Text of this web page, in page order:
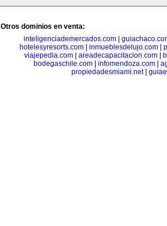
Otros dominios en venta:
inteligenciademercados.com
hotelesyresorts.com
inmueblesdelujo.com
viajepedia.com| areadecapacitacion.com|
bodegaschile.com| infomendoza.com|
propiedadesmiami.net|